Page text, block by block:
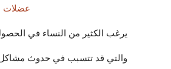
عضلات
يرغب الكثير من النساء في
والتي قد تتسبب في حدوث